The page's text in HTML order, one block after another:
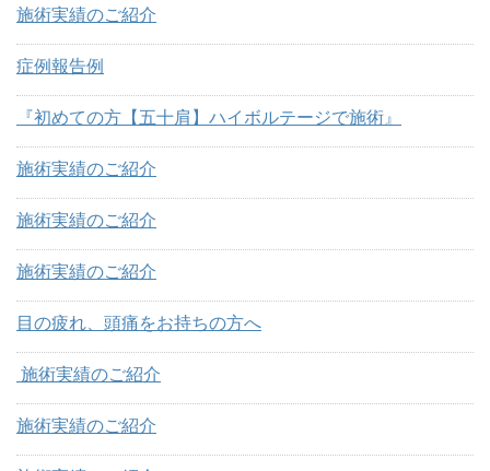
施術実績のご紹介
症例報告例
『初めての方【五十肩】ハイボルテージで施術』
施術実績のご紹介
施術実績のご紹介
施術実績のご紹介
目の疲れ、頭痛をお持ちの方へ
施術実績のご紹介
施術実績のご紹介